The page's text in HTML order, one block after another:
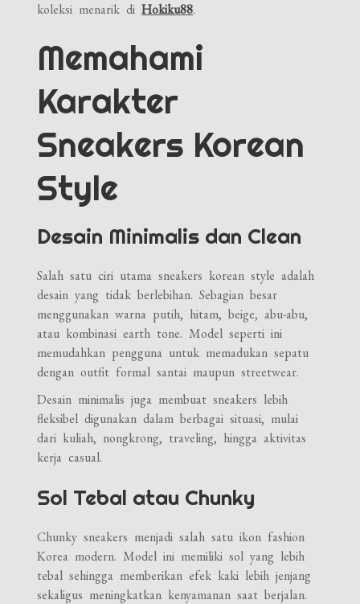
koleksi menarik diHokiku88.
Memahami
Karakter
Sneakers Korean
Style
Desain Minimalis dan Clean
Salah satu ciri utama sneakers korean style adalah
desain yang tidak berlebihan. Sebagian besar
menggunakan warna putih, hitam, beige, abu-abu,
atau kombinasi earth tone. Model seperti ini
memudahkan pengguna untuk memadukan sepatu
dengan outfit formal santai maupun streetwear.
Desain minimalis juga membuat sneakers lebih
fleksibel digunakan dalam berbagai situasi, mulai
dari kuliah, nongkrong, traveling, hingga aktivitas
kerja casual.
Sol Tebal atau Chunky
Chunky sneakers menjadi salah satu ikon fashion
Korea modern. Model ini memiliki sol yang lebih
tebal sehingga memberikan efek kaki lebih jenjang
sekaligus meningkatkan kenyamanan saat berjalan.